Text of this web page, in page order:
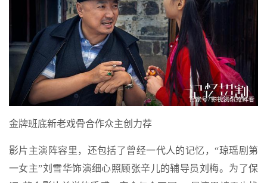
金牌班底新老戏骨合作众主创力荐
影片主演阵容里，还包括了曾经一代人的记忆，“琼瑶剧第
一女主”刘雪华饰演细心照顾张辛儿的辅导员刘梅。为了保